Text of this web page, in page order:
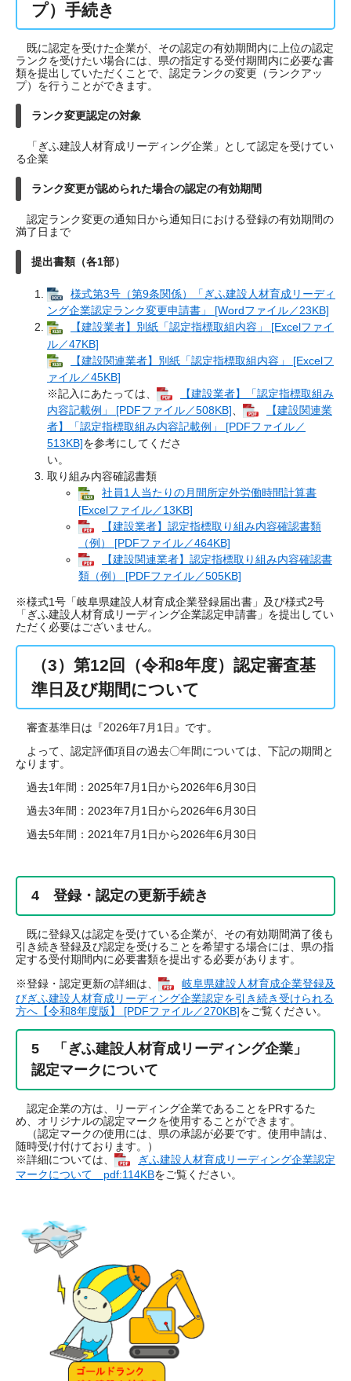
プ）手続き
既に認定を受けた企業が、その認定の有効期間内に上位の認定
ランクを受けたい場合には、県の指定する受付期間内に必要な書
類を提出していただくことで、認定ランクの変更（ランクアッ
プ）を行うことができます。
ランク変更認定の対象
「ぎふ建設人材育成リーディング企業」として認定を受けてい
る企業
ランク変更が認められた場合の認定の有効期間
認定ランク変更の通知日から通知日における登録の有効期間の
満了日まで
提出書類（各1部）
様式第3号（第9条関係）「ぎふ建設人材育成リーディ
ング企業認定ランク変更申請書」 [Wordファイル／23KB]
【建設業者】別紙「認定指標取組内容」 [Excelファイ
ル／47KB]
【建設関連業者】別紙「認定指標取組内容」 [Excelフ
ァイル／45KB]
※記入にあたっては、
【建設業者】「認定指標取組み
内容記載例」 [PDFファイル／508KB]
【建設関連業
者】「認定指標取組み内容記載例」 [PDFファイル／
513KB]を参考にしてくださ
い。
取り組み内容確認書類
社員1人当たりの月間所定外労働時間計算書
[Excelファイル／13KB]
【建設業者】認定指標取り組み内容確認書類
（例） [PDFファイル／464KB]
【建設関連業者】認定指標取り組み内容確認書
類（例） [PDFファイル／505KB]
※様式1号「岐阜県建設人材育成企業登録届出書」及び様式2号
「ぎふ建設人材育成リーディング企業認定申請書」を提出してい
ただく必要はございません。
（3）第12回（令和8年度）認定審査基
準日及び期間について
審査基準日は『2026年7月1日』です。
よって、認定評価項目の過去〇年間については、下記の期間と
なります。
過去1年間：2025年7月1日から2026年6月30日
過去3年間：2023年7月1日から2026年6月30日
過去5年間：2021年7月1日から2026年6月30日
4 登録・認定の更新手続き
既に登録又は認定を受けている企業が、その有効期間満了後も
引き続き登録及び認定を受けることを希望する場合には、県の指
定する受付期間内に必要書類を提出する必要があります。
※登録・認定更新の詳細は、
岐阜県建設人材育成企業登録及
びぎふ建設人材育成リーディング企業認定を引き続き受けられる
方へ【令和8年度版】 [PDFファイル／270KB]をご覧ください。
5 「ぎふ建設人材育成リーディング企業」
認定マークについて
認定企業の方は、リーディング企業であることをPRするた
め、オリジナルの認定マークを使用することができます。
（認定マークの使用には、県の承認が必要です。使用申請は、
随時受け付けております。）
※詳細については、
ぎふ建設人材育成リーディング企業認定
マークについて pdf:114KBをご覧ください。